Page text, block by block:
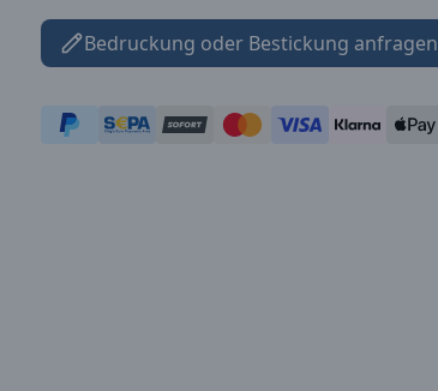
Bedruckung oder Bestickung anfragen